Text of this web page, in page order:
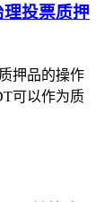
投票质押
押品的操作
可以作为质